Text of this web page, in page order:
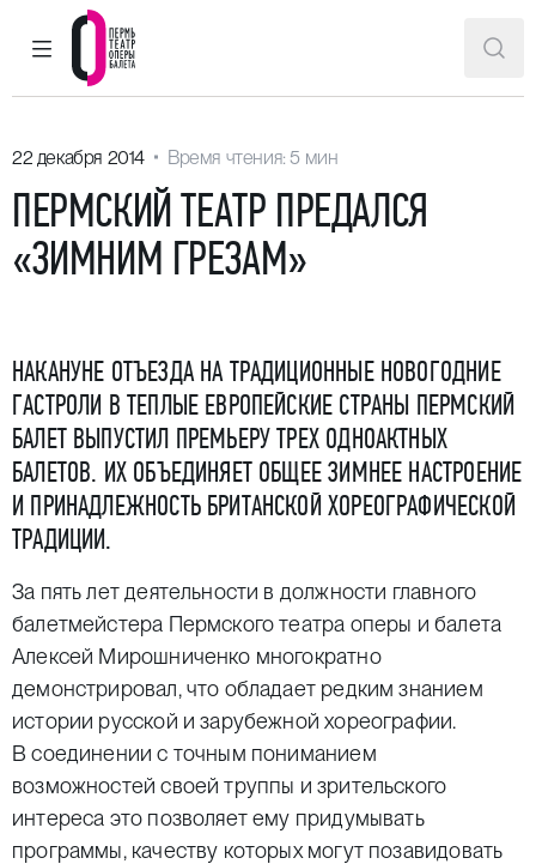
ГЛАВНОЕ МЕНЮ
Пермский театр оперы и балета
22 декабря 2014 Время чтения: 5 мин
ПЕРМСКИЙ ТЕАТР ПРЕДАЛСЯ
«ЗИМНИМ ГРЕЗАМ»
НАКАНУНЕ ОТЪЕЗДА НА ТРАДИЦИОННЫЕ НОВОГОДНИЕ
ГАСТРОЛИ В ТЕПЛЫЕ ЕВРОПЕЙСКИЕ СТРАНЫ ПЕРМСКИЙ
БАЛЕТ ВЫПУСТИЛ ПРЕМЬЕРУ ТРЕХ ОДНОАКТНЫХ
БАЛЕТОВ. ИХ ОБЪЕДИНЯЕТ ОБЩЕЕ ЗИМНЕЕ НАСТРОЕНИЕ
И ПРИНАДЛЕЖНОСТЬ БРИТАНСКОЙ ХОРЕОГРАФИЧЕСКОЙ
ТРАДИЦИИ.
За пять лет деятельности в должности главного
балетмейстера Пермского театра оперы и балета
Алексей Мирошниченко многократно
демонстрировал, что обладает редким знанием
истории русской и зарубежной хореографии.
В соединении с точным пониманием
возможностей своей труппы и зрительского
интереса это позволяет ему придумывать
программы, качеству которых могут позавидовать